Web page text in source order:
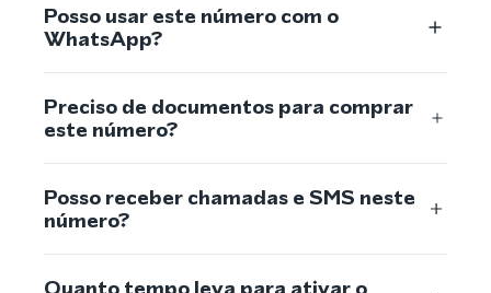
Posso usar este número com o
WhatsApp?
Preciso de documentos para comprar
este número?
Posso receber chamadas e SMS neste
número?